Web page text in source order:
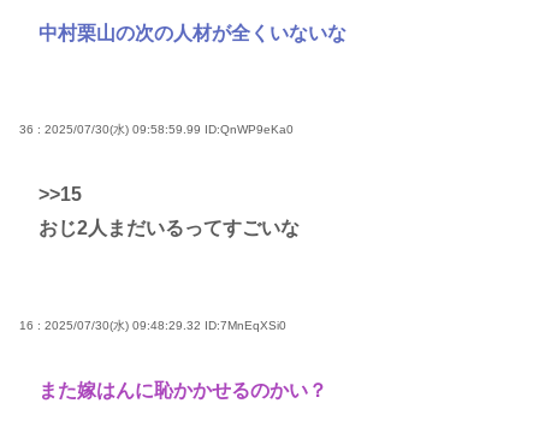
中村栗山の次の人材が全くいないな
36 : 2025/07/30(水) 09:58:59.99 ID:QnWP9eKa0
>>15
おじ2人まだいるってすごいな
16 : 2025/07/30(水) 09:48:29.32 ID:7MnEqXSi0
また嫁はんに恥かかせるのかい？